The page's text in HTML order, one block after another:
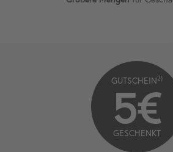
GUTSCHEIN2)
5€
GESCHENKT